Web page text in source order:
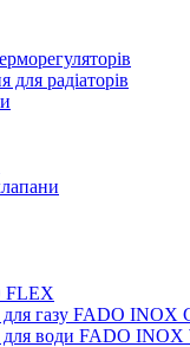
радіаторів
FLEX
газу FADO INOX
води FADO INOX